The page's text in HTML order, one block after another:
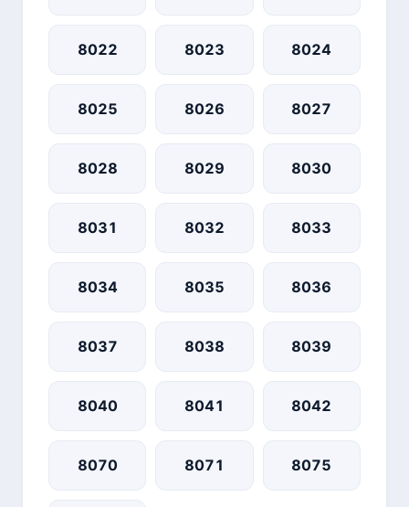
8022 8023 8024
8025 8026 8027
8028 8029 8030
8031 8032 8033
8034 8035 8036
8037 8038 8039
8040 8041 8042
8070 8071 8075